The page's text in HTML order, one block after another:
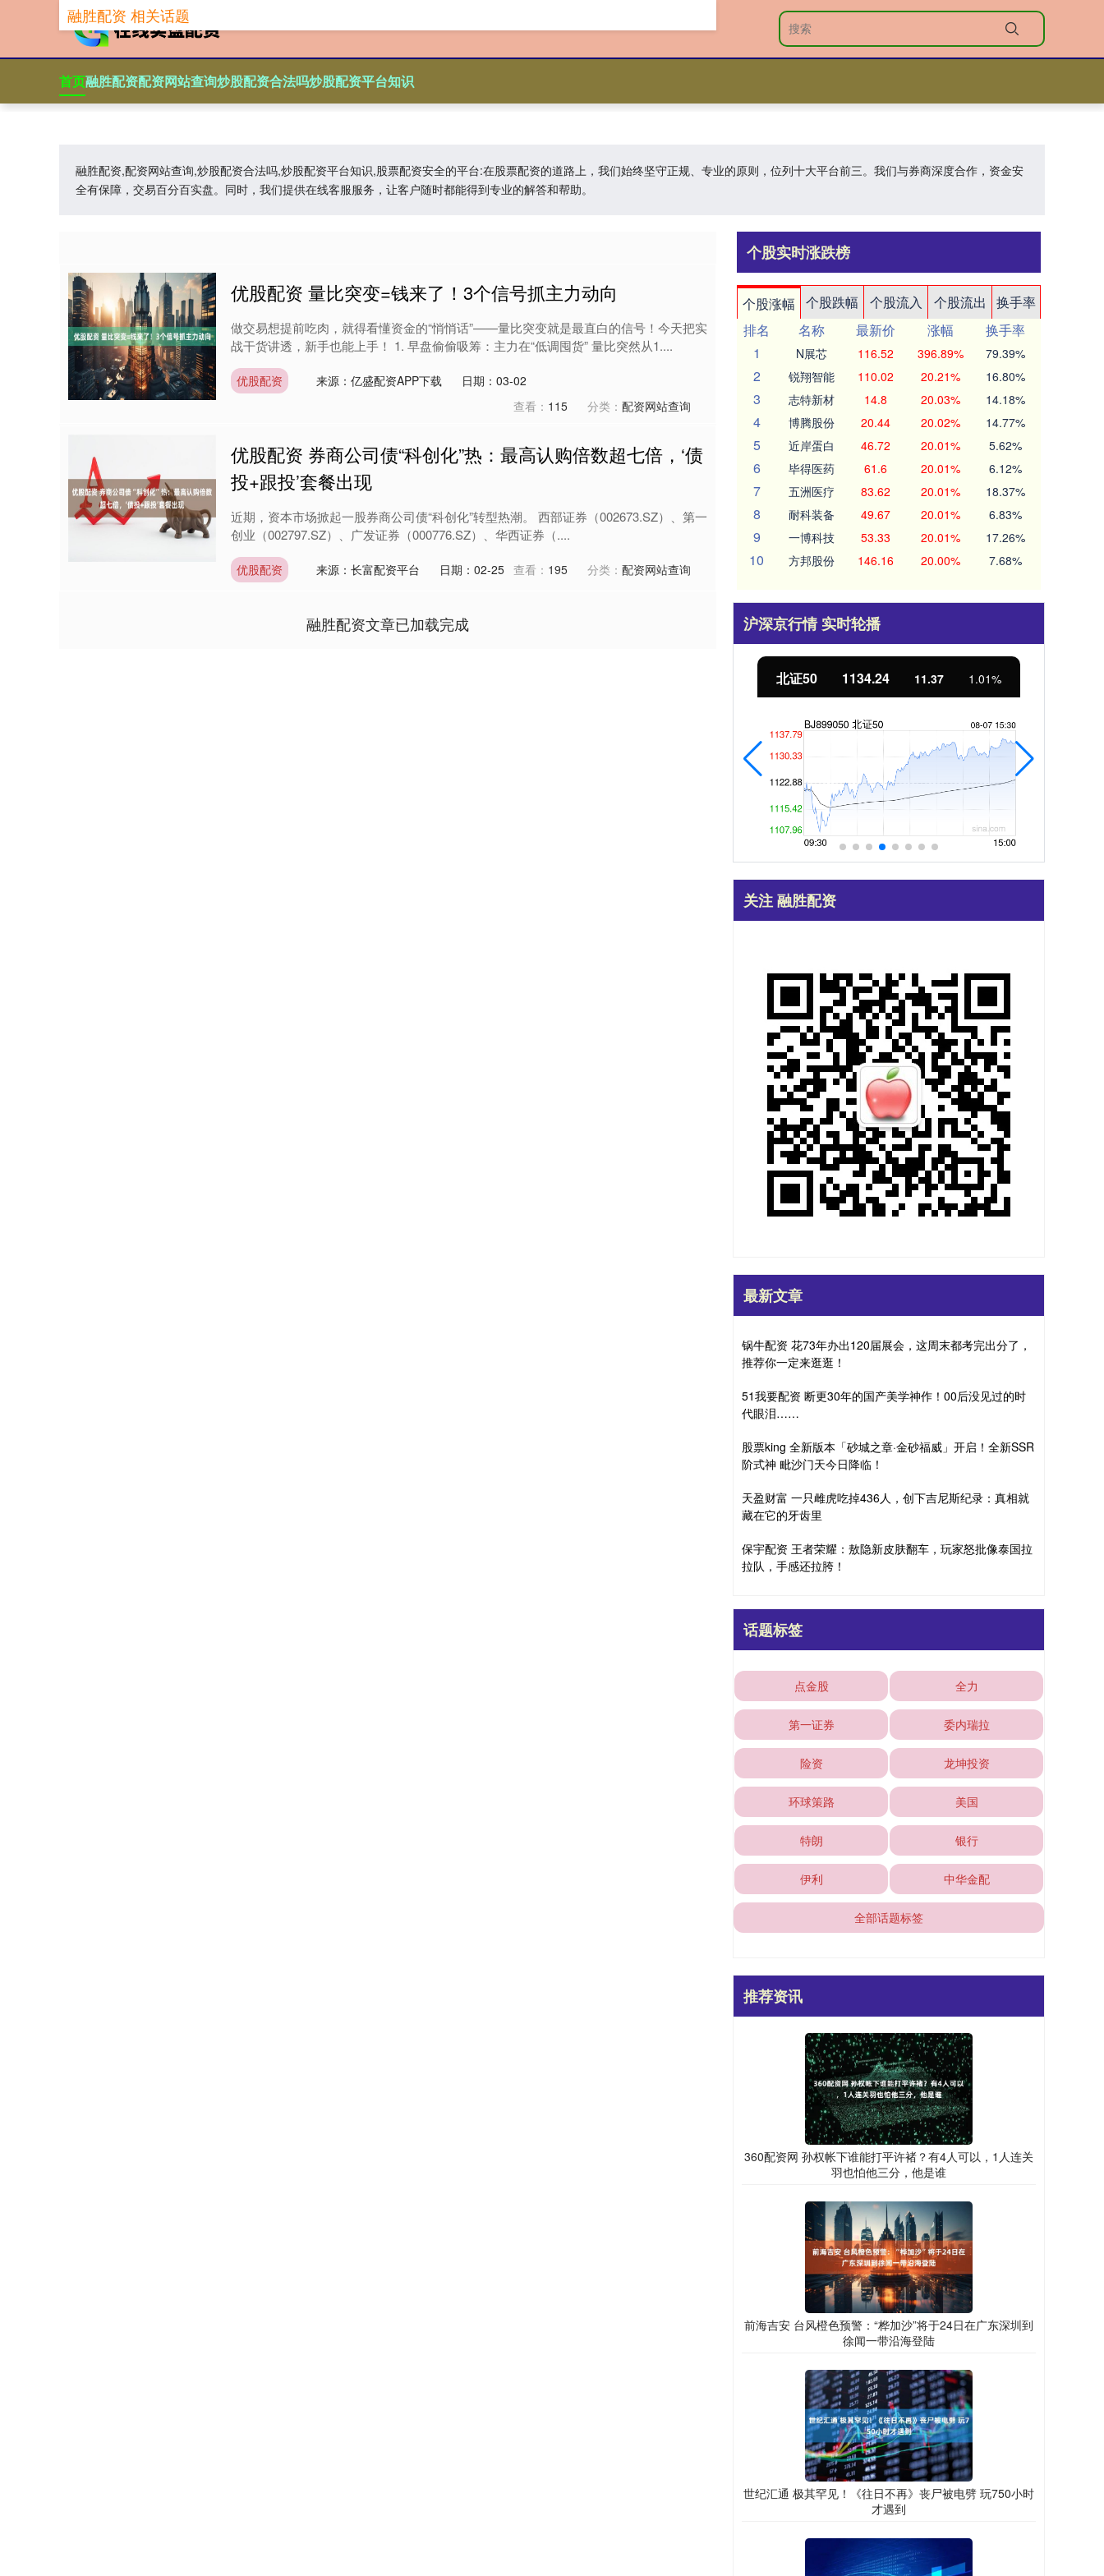
首页融胜配资配资网站查询炒股配资合法吗炒股配资平台知识
融胜配资,配资网站查询,炒股配资合法吗,炒股配资平台知识,股票配资安全的平台:在股票配资的道路上，我们始终坚守正规、专业的原则，位列十大平台前三。我们与券商深度合作，资金安
全有保障，交易百分百实盘。同时，我们提供在线客服服务，让客户随时都能得到专业的解答和帮助。
融胜配资 相关话题
优股配资 量比突变=钱来了！3个信号抓主力动向
做交易想提前吃肉，就得看懂资金的“悄悄话”——量比突变就是最直白的信号！今天把实
战干货讲透，新手也能上手！ 1. 早盘偷偷吸筹：主力在“低调囤货” 量比突然从1....
优股配资 来源：亿盛配资APP下载
日期：03-02
查看： 115 分类： 配资网站查询
优股配资 券商公司债“科创化”热：最高认购倍数超七倍，‘债
投+跟投’套餐出现
近期，资本市场掀起一股券商公司债“科创化”转型热潮。 西部证券（002673.SZ）、第一
创业（002797.SZ）、广发证券（000776.SZ）、华西证券（....
优股配资 来源：长富配资平台 日期：02-25 查看： 195 分类： 配资网站查询
融胜配资文章已加载完成
个股实时涨跌榜
个股涨幅 个股跌幅 个股流入 个股流出
换手率
排名
名称 最新价 涨幅
换手率
1
N展芯 116.52 396.89% 79.39%
2 锐翔智能 110.02 20.21% 16.80%
3 志特新材 14.8 20.03% 14.18%
4 博腾股份 20.44 20.02% 14.77%
5 近岸蛋白 46.72 20.01% 5.62%
6 毕得医药 61.6 20.01% 6.12%
7 五洲医疗 83.62 20.01% 18.37%
8 耐科装备 49.67 20.01% 6.83%
9 一博科技 53.33 20.01% 17.26%
10 方邦股份 146.16 20.00% 7.68%
沪深京行情 实时轮播
北证50 1134.24 11.37 1.01%
关注 融胜配资
最新文章
锅牛配资 花73年办出120届展会，这周末都考完出分了，
推荐你一定来逛逛！
51我要配资 断更30年的国产美学神作！00后没见过的时
代眼泪……
股票king 全新版本「砂城之章·金砂福威」开启！全新SSR
阶式神 毗沙门天今日降临！
天盈财富 一只雌虎吃掉436人，创下吉尼斯纪录：真相就
藏在它的牙齿里
保宇配资 王者荣耀：敖隐新皮肤翻车，玩家怒批像泰国拉
拉队，手感还拉胯！
话题标签
点金股 全力
第一证券 委内瑞拉
险资 龙坤投资
环球策路 美国
特朗 银行
伊利 中华金配
全部话题标签
推荐资讯
360配资网 孙权帐下谁能打平许褚？有4人可以，1人连关
羽也怕他三分，他是谁
前海吉安 台风橙色预警：“桦加沙”将于24日在广东深圳到
徐闻一带沿海登陆
世纪汇通 极其罕见！《往日不再》丧尸被电劈 玩750小时
才遇到